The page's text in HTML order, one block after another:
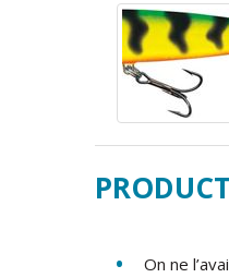
On ne